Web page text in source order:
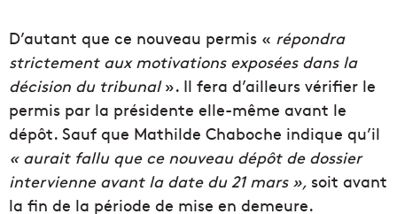
D’autant que ce nouveau permis « répondra
strictement aux motivations exposées dans la
décision du tribunal». Il fera d’ailleurs vérifier le
permis par la présidente elle-même avant le
dépôt. Sauf que Mathilde Chaboche indique qu’il
« aurait fallu que ce nouveau dépôt de dossier
intervienne avant la date du 21 mars », soit avant
la fin de la période de mise en demeure.